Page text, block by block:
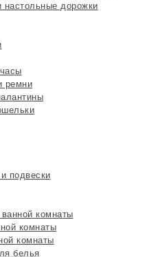
настольные дорожки
ремни
подвески
комнаты
комнаты
комнаты
белья